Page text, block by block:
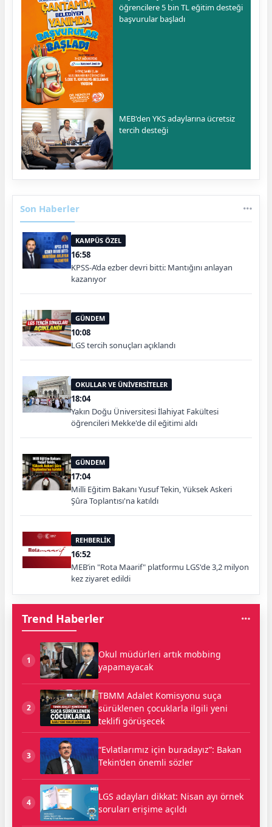
öğrencilere 5 bin TL eğitim desteği
başvurular başladı
MEB'den YKS adaylarına ücretsiz
tercih desteği
Son Haberler
KAMPÜS ÖZEL
16:58
KPSS-A’da ezber devri bitti: Mantığını anlayan
kazanıyor
GÜNDEM
10:08
LGS tercih sonuçları açıklandı
OKULLAR VE ÜNİVERSİTELER
18:04
Yakın Doğu Üniversitesi İlahiyat Fakültesi
öğrencileri Mekke'de dil eğitimi aldı
GÜNDEM
17:04
Milli Eğitim Bakanı Yusuf Tekin, Yüksek Askeri
Şûra Toplantısı'na katıldı
REHBERLİK
16:52
MEB’in "Rota Maarif" platformu LGS'de 3,2 milyon
kez ziyaret edildi
Trend Haberler
1
Okul müdürleri artık mobbing
yapamayacak
2
TBMM Adalet Komisyonu suça
sürüklenen çocuklarla ilgili yeni
teklifi görüşecek
3
“Evlatlarımız için buradayız”: Bakan
Tekin’den önemli sözler
4
LGS adayları dikkat: Nisan ayı örnek
soruları erişime açıldı